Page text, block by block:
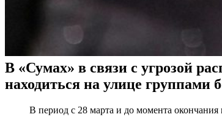
В «Сумах» в связи с угрозой
находиться на улице группами
В период с 28 марта и до момента